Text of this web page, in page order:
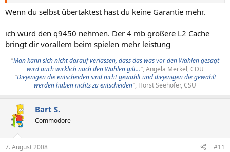
Wenn du selbst übertaktest hast du keine Garantie mehr.
ich würd den q9450 nehmen. Der 4 mb größere L2 Cache
bringt dir vorallem beim spielen mehr leistung
"Man kann sich nicht darauf verlassen, dass das was vor den Wahlen gesagt
wird auch wirklich nach den Wahlen gilt...", Angela Merkel, CDU
"Diejenigen die entscheiden sind nicht gewählt und diejenigen die gewählt
werden haben nichts zu entscheiden", Horst Seehofer, CSU​
Bart S.
Commodore
7. August 2008 #11